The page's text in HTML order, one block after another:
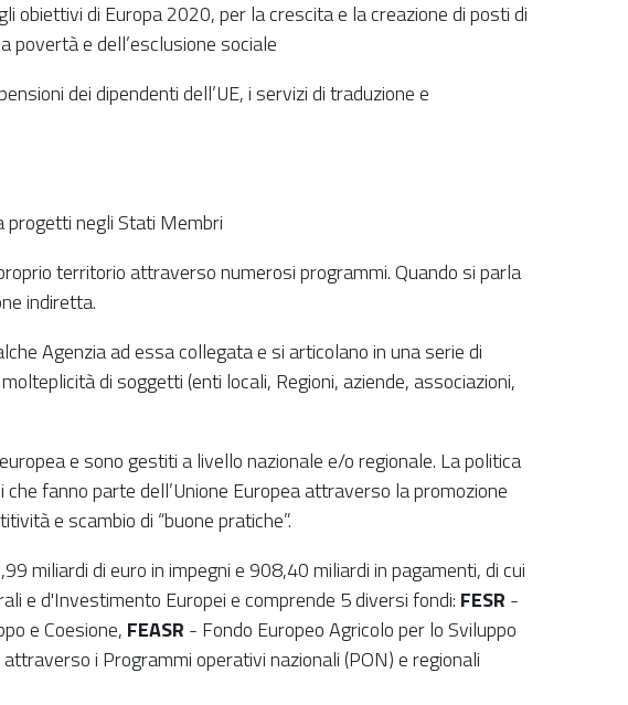
obiettivi di Europa 2020, per la crescita e la creazione di posti di
povertà e dell’esclusione sociale
dei dipendenti dell’UE, i servizi di traduzione e
progetti negli Stati Membri
territorio attraverso numerosi programmi. Quando si parla
indiretta.
Agenzia ad essa collegata e si articolano in una serie di
di soggetti (enti locali, Regioni, aziende, associazioni,
e sono gestiti a livello nazionale e/o regionale. La politica
fanno parte dell’Unione Europea attraverso la promozione
e scambio di “buone pratiche”.
miliardi di euro in impegni e 908,40 miliardi in pagamenti, di cui
e d'Investimento Europei e comprende 5 diversi fondi: FESR -
e Coesione, FEASR - Fondo Europeo Agricolo per lo Sviluppo
i Programmi operativi nazionali (PON) e regionali